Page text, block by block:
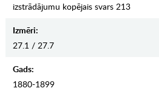
izstrādājumu kopējais svars 213
Izmēri:
27.1 / 27.7
Gads:
1880-1899